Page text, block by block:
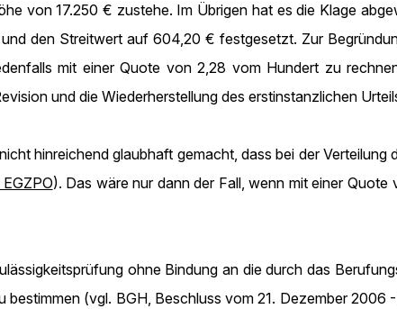
von 17.250 € zustehe. Im Übrigen hat es die Klage
den Streitwert auf 604,20 € festgesetzt. Zur
mit einer Quote von 2,28 vom Hundert zu
und die Wiederherstellung des erstinstanzlichen
hinreichend glaubhaft gemacht, dass bei der
). Das wäre nur dann der Fall, wenn mit einer
ohne Bindung an die durch das
bestimmen (vgl. BGH, Beschluss vom 21. Dezember 2006